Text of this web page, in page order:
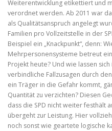
Weiterentwicklung etikettiert und
verordnet werden. Ab 2011 war
als Qualitätsanspruch angelegt
Familien pro Vollzeitstelle in der
Beispiel ein „Knackpunkt“, denn:
Mehrpersonensysteme betreut
Projekt heute? Und wie lassen
verbindliche Fallzusagen durch
ein Träger in die Gefahr kommt,
Quantität zu verzichten? Diesen
dass die SPD nicht weiter festhält
übergeht zur Leistung. Hier
noch sonst wie geartete logische